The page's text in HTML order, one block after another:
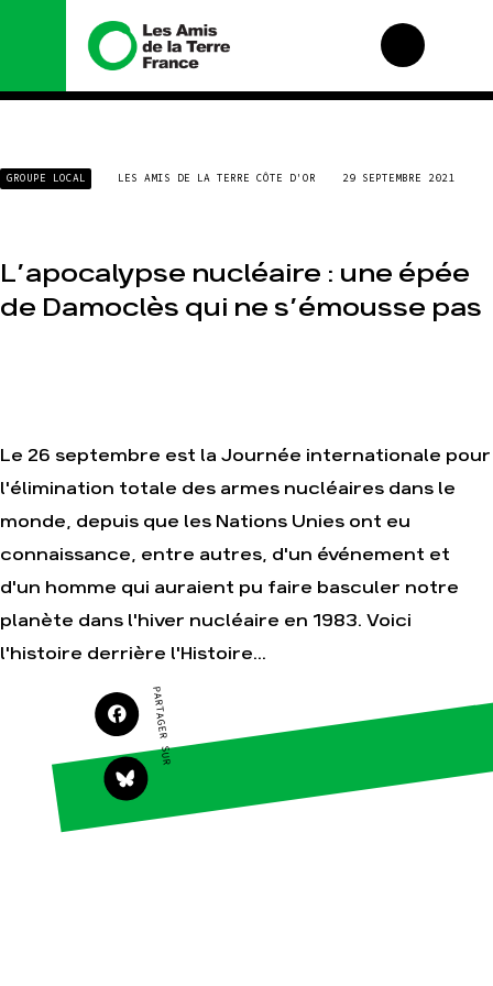
Nous connaître
Histoire
méthodes
Valeurs
Je soutiens les Amis
Mode : une tendance
destructrice
Faire un don
S'engager sur le
Soutenir les
campagnes
Transmettre tout ou
partie de son
patrimoine
Télécharger
gratuitement les
thématiques
Climat – Énergie
GROUPE LOCAL LES AMIS DE LA TERRE CÔTE D'OR 29 SEPTEMBRE 2021
L’apocalypse nucléaire : une épée
de Damoclès qui ne s’émousse pas
Le 26 septembre est la Journée internationale pour
l'élimination totale des armes nucléaires dans le
monde, depuis que les Nations Unies ont eu
connaissance, entre autres, d'un événement et
d'un homme qui auraient pu faire basculer notre
planète dans l'hiver nucléaire en 1983. Voici
l'histoire derrière l'Histoire...
PARTAGER SUR